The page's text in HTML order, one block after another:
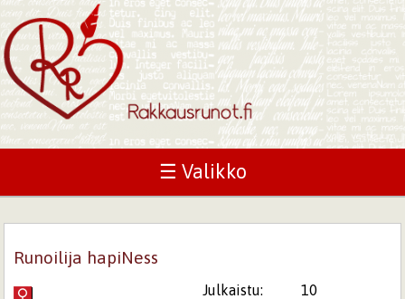
☰ Valikko
Runoilija hapiNess
Julkaistu:
10